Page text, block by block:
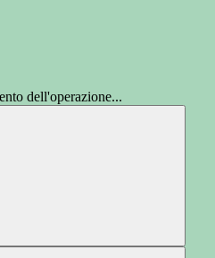
dell'operazione...